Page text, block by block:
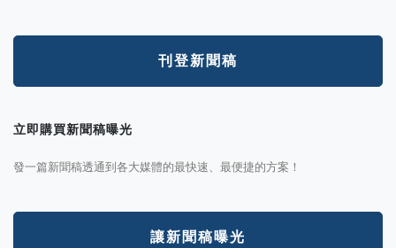
刊登新聞稿
立即購買新聞稿曝光
發一篇新聞稿透通到各大媒體的最快速、最便捷的方案！
讓新聞稿曝光